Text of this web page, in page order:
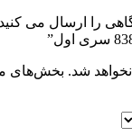
را ارسال می
شد. بخش‌های